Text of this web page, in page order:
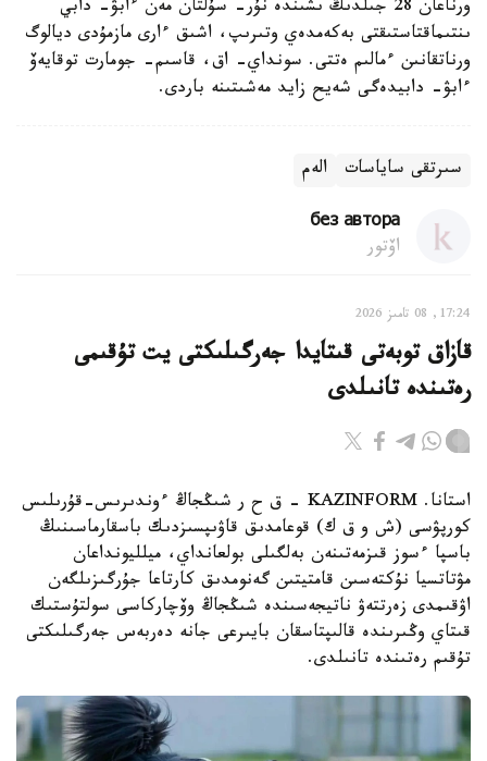
ورناعان 28 جىلدىڭ ىشىندە نۇر- سۇلتان مەن ءابۋ- دابي
ىنتىماقتاستىقتى بەكەمدەي وتىرىپ، اشىق ءارى مازمۇدى ديالوگ
ورناتقانىن ءمالىم ەتتى. سونداي- اق، قاسىم- جومارت توقايەۆ
ءابۋ- دابيدەگى شەيح زايد مەشىتىنە باردى.
سىرتقى ساياسات الەم
без автора
اۆتور
17:24, 08 تامىز 2026
قازاق توبەتى قىتايدا جەرگىلىكتى يت تۇقىمى
رەتىندە تانىلدى
استانا. KAZINFORM – ق ح ر شىڭجاڭ ءوندىرىس-قۇرىلىس
كورپۋسى (ش و ق ك) قوعامدىق قاۋىپسىزدىك باسقارماسىنىڭ
باسپا ءسوز قىزمەتىنەن بەلگىلى بولعانداي، ميلليونداعان
مۋتاتسيا نۇكتەسىن قامتيتىن گەنومدىق كارتاعا جۇرگىزىلگەن
اۋقىمدى زەرتتەۋ ناتيجەسىندە شىڭجاڭ وۆچاركاسى سولتۇستىك
قىتاي وڭىرىندە قالىپتاسقان بايىرعى جانە دەربەس جەرگىلىكتى
تۇقىم رەتىندە تانىلدى.